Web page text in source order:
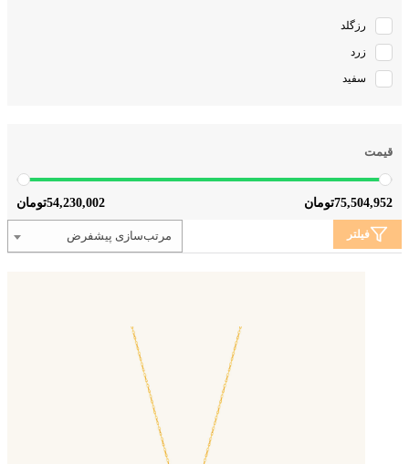
رزگلد
سفید
قیمت
54,230,002تومان 75,504,952تومان
مرتب‌سازی پیشفرض فیلتر